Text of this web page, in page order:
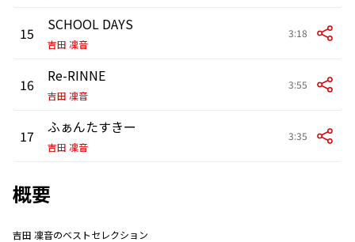
15 SCHOOL DAYS
吉田 凜音
3:18
16 Re-RINNE
吉田 凜音
3:55
17 ふぁんたすきー
吉田 凜音
3:35
概要
吉田 凜音のベストセレクション